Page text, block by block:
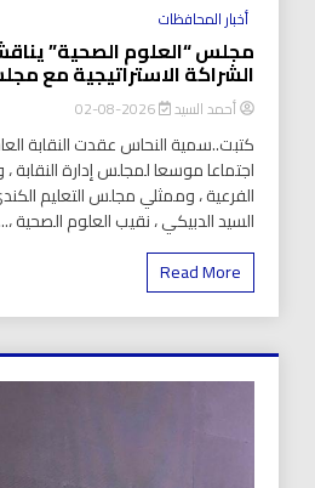
أخبار المحافظات
مجلس “العلوم الصحية”
الشراكة الاستراتيجية مع
أحمد السيد 2026-08-02
كتبت..سمية النحاس عقدت النقابة
اجتماعا موسعا لمجلس إدارة النقابة
الفرعية ، وممثلي مجلس التعليم
السيد الدبيكي ، نقيب العلوم الصحية
Read More